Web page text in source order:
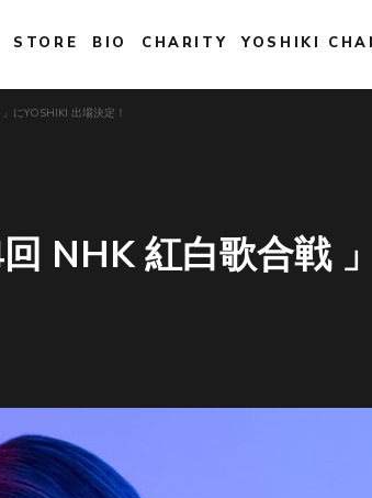
STORE BIO CHARITY YOSHIKI
にYOSHIKI 出場決定！
NHK 紅白歌合戦